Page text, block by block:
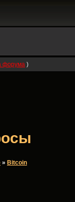
форума )
» Bitсoin